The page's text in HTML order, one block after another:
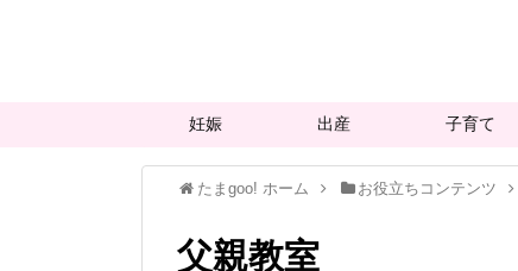
妊娠 出産 子育て
たまgoo! ホーム お役立ちコンテンツ
父親教室